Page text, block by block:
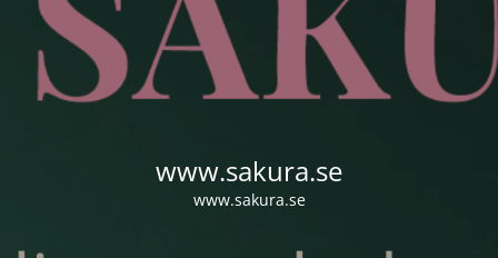
www.sakura.se
www.sakura.se